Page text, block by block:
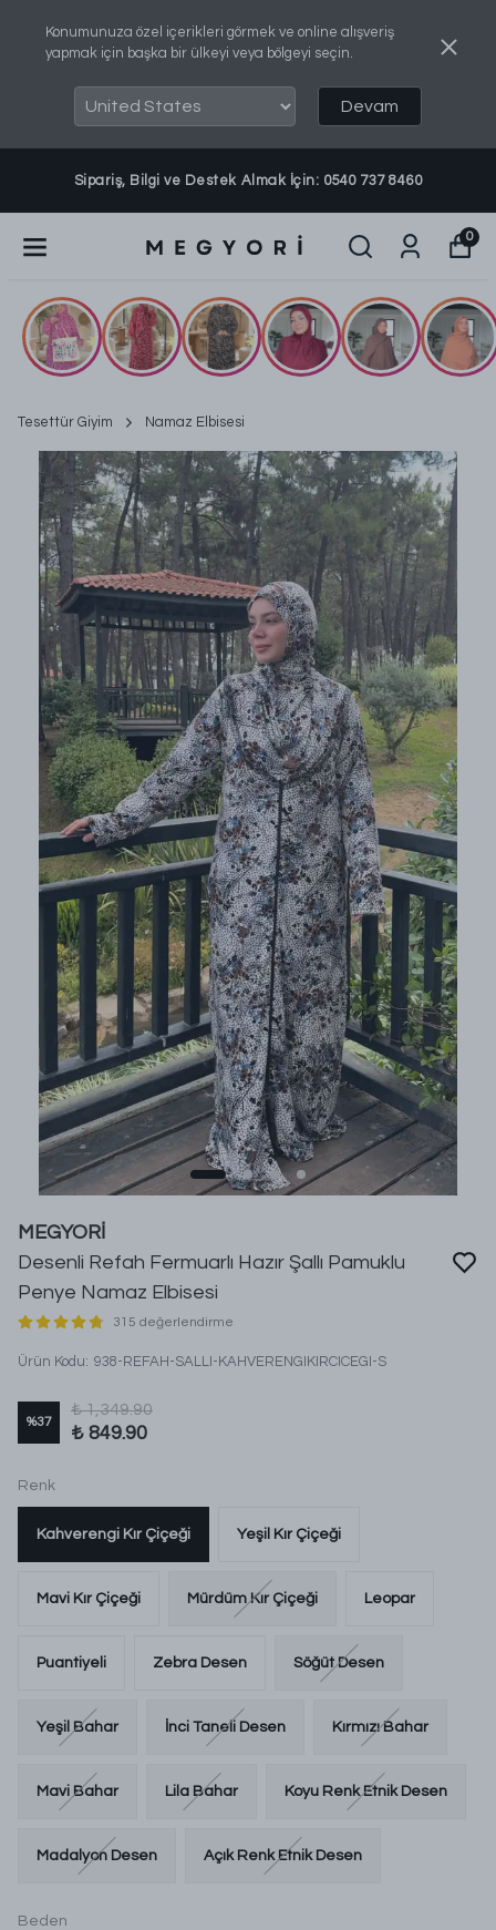
Konumunuza özel içerikleri görmek ve online alışveriş
yapmak için başka bir ülkeyi veya bölgeyi seçin.
Devam
Sipariş, Bilgi ve Destek Almak İçin: 0540 737 8460
0
Tesettür Giyim Namaz Elbisesi
MEGYORİ
Desenli Refah Fermuarlı Hazır Şallı Pamuklu
Penye Namaz Elbisesi
315 değerlendirme
Ürün Kodu: 938-REFAH-SALLI-KAHVERENGIKIRCICEGI-S
%37
₺ 1,349.90
₺ 849.90
Renk
Kahverengi Kır Çiçeği Yeşil Kır Çiçeği
Mavi Kır Çiçeği Mürdüm Kır Çiçeği Leopar
Puantiyeli Zebra Desen Söğüt Desen
Yeşil Bahar İnci Taneli Desen Kırmızı Bahar
Mavi Bahar Lila Bahar Koyu Renk Etnik Desen
Madalyon Desen Açık Renk Etnik Desen
Beden